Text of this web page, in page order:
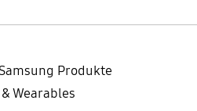
Produkte
Wearables